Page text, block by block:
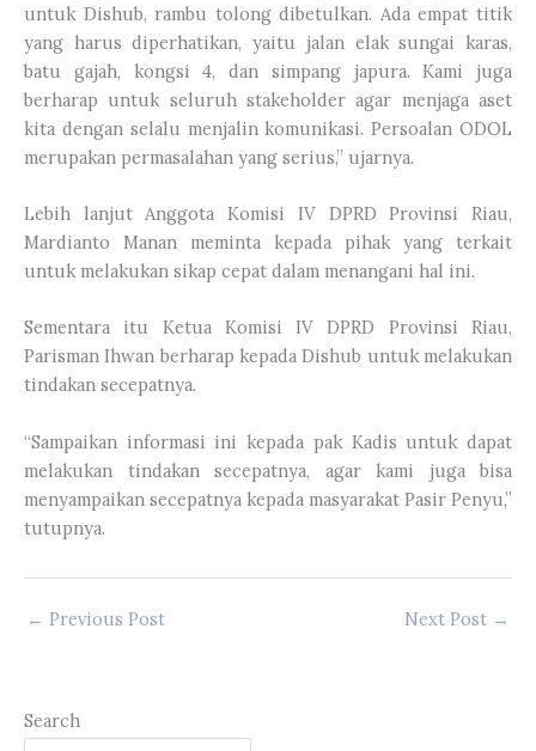
untuk Dishub, rambu tolong dibetulkan. Ada empat titik
yang harus diperhatikan, yaitu jalan elak sungai karas,
batu gajah, kongsi 4, dan simpang japura. Kami juga
berharap untuk seluruh stakeholder agar menjaga aset
kita dengan selalu menjalin komunikasi. Persoalan ODOL
merupakan permasalahan yang serius,” ujarnya.
Lebih lanjut Anggota Komisi IV DPRD Provinsi Riau,
Mardianto Manan meminta kepada pihak yang terkait
untuk melakukan sikap cepat dalam menangani hal ini.
Sementara itu Ketua Komisi IV DPRD Provinsi Riau,
Parisman Ihwan berharap kepada Dishub untuk melakukan
tindakan secepatnya.
“Sampaikan informasi ini kepada pak Kadis untuk dapat
melakukan tindakan secepatnya, agar kami juga bisa
menyampaikan secepatnya kepada masyarakat Pasir Penyu,”
tutupnya.
← Previous Post Next Post →
Search